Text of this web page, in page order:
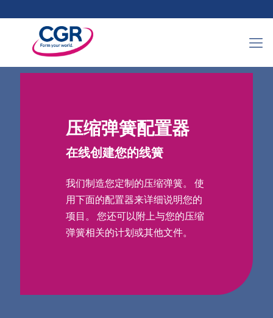
压缩弹簧配置器
在线创建您的线簧
我们制造您定制的压缩弹簧。 使
用下面的配置器来详细说明您的
项目。 您还可以附上与您的压缩
弹簧相关的计划或其他文件。